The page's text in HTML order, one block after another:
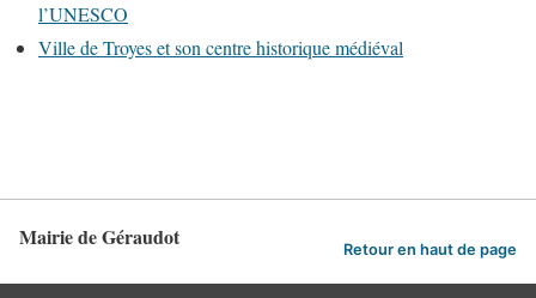
l’UNESCO
Ville de Troyes et son centre historique médiéval
Mairie de Géraudot Retour en haut de page